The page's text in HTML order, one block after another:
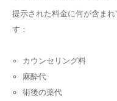
提示された料金に何が含まれ
す：
カウンセリング料
麻酔代
術後の薬代